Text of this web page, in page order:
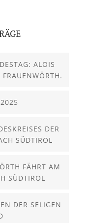
ALOIS
DER
SÜDTIROL
FÄHRT AM
SÜDTIROL
DER SELIGEN